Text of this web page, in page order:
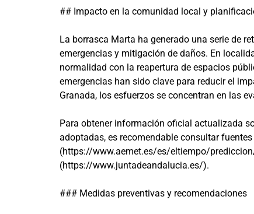
## Impacto en la comunidad local y
La borrasca Marta ha generado una serie de
emergencias y mitigación de daños. En
normalidad con la reapertura de espacios
emergencias han sido clave para reducir el
Granada, los esfuerzos se concentran en las
Para obtener información oficial actualizada
adoptadas, es recomendable consultar
(https://www.aemet.es/es/eltiempo/
(https://www.juntadeandalucia.es/).
### Medidas preventivas y recomendaciones